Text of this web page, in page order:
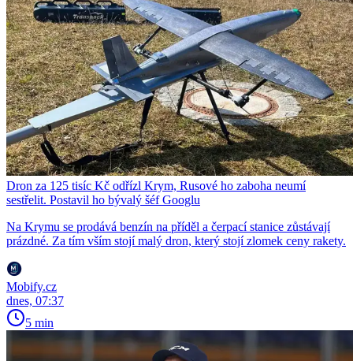
Dron za 125 tisíc Kč odřízl Krym, Rusové ho zaboha neumí
sestřelit. Postavil ho bývalý šéf Googlu
Na Krymu se prodává benzín na příděl a čerpací stanice zůstávají
prázdné. Za tím vším stojí malý dron, který stojí zlomek ceny rakety.
Mobify.cz
dnes, 07:37
5 min